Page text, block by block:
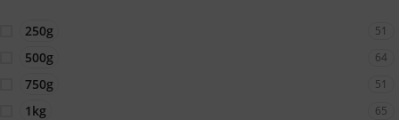
250g 51
500g 64
750g 51
1kg 65